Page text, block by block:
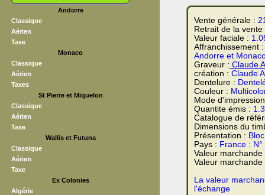
Andorre
Classique
Aérien
Taxe
Monaco
Classique
Aérien
Taxes
St Pierre et Miquelon
Classique
Aérien
Taxe
Wallis et Futuna
Classique
Aérien
Taxe
Ex Colonies
Algérie
Vente générale :
Retrait de la
Valeur faciale :
Affranchissement
Andorre et
Graveur : Claude
création : Claude
Dentelure :
Couleur :
Mode
Quantite émis :
Catalogue de
Dimensions du
Présentation :
Pays : France :
Valeur
Valeur
La valeur
l'échange